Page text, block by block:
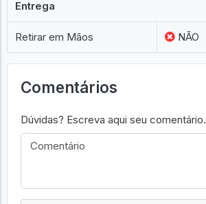
Entrega
Retirar em Mãos NÃO
Comentários
Dúvidas? Escreva aqui seu comentário.